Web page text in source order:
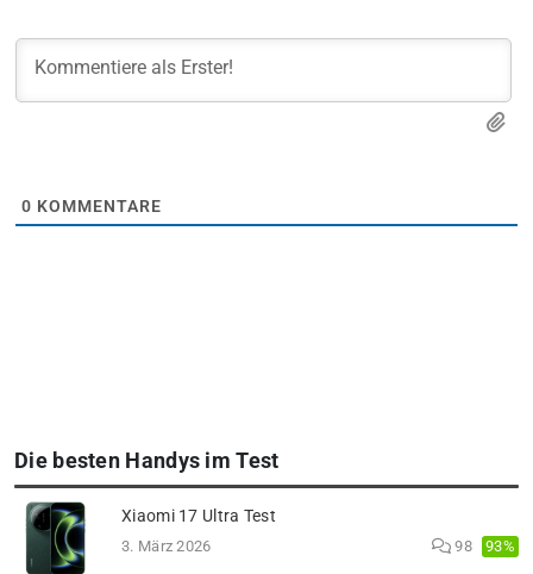
0 KOMMENTARE
Die besten Handys im Test
Xiaomi 17 Ultra Test
3. März 2026 98 93%